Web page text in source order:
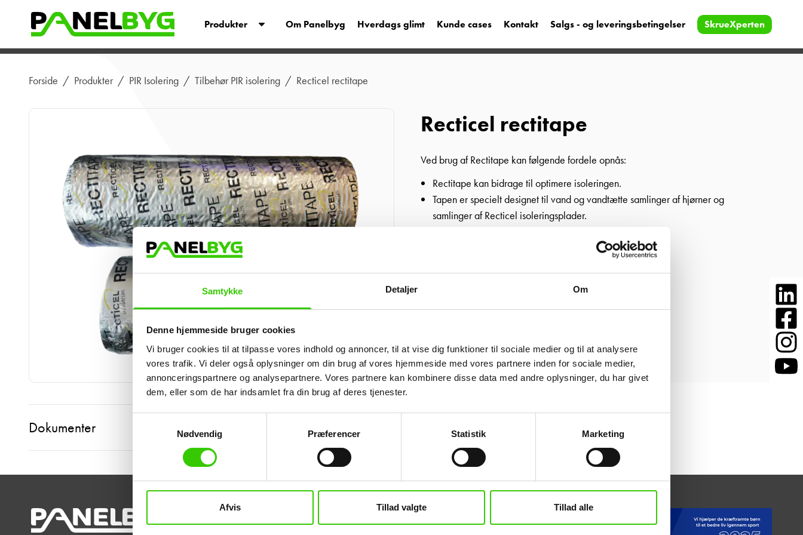
Samtykke Detaljer Om
Denne hjemmeside bruger cookies
Vi bruger cookies til at tilpasse vores indhold og annoncer, til at vise dig funktioner til sociale medier og til at analysere
vores trafik. Vi deler også oplysninger om din brug af vores hjemmeside med vores partnere inden for sociale medier,
annonceringspartnere og analysepartnere. Vores partnere kan kombinere disse data med andre oplysninger, du har givet
dem, eller som de har indsamlet fra din brug af deres tjenester.
Nødvendig
Præferencer Statistik Marketing
Afvis Tillad valgte Tillad alle
Produkter Om Panelbyg Hverdags glimt Kunde cases Kontakt Salgs - og leveringsbetingelser SkrueXperten
Forside / Produkter / PIR Isolering / Tilbehør PIR isolering / Recticel rectitape
Recticel rectitape
Ved brug af Rectitape kan følgende fordele opnås:
Rectitape kan bidrage til optimere isoleringen.
Tapen er specielt designet til vand og vandtætte samlinger af hjørner og
samlinger af Recticel isoleringsplader.
Dokumenter